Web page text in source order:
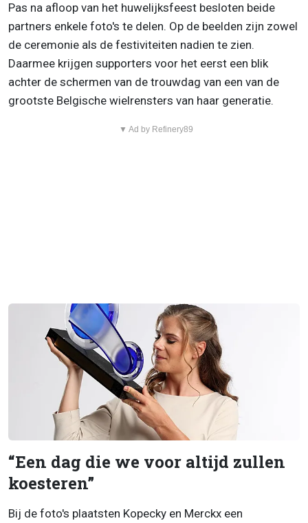
Pas na afloop van het huwelijksfeest besloten beide
partners enkele foto's te delen. Op de beelden zijn zowel
de ceremonie als de festiviteiten nadien te zien.
Daarmee krijgen supporters voor het eerst een blik
achter de schermen van de trouwdag van een van de
grootste Belgische wielrensters van haar generatie.
▼ Ad by Refinery89
“Een dag die we voor altijd zullen
koesteren”
Bij de foto's plaatsten Kopecky en Merckx een